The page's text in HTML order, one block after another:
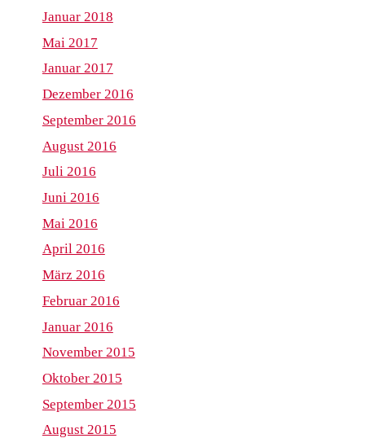
Januar 2018
Mai 2017
Januar 2017
Dezember 2016
September 2016
August 2016
Juli 2016
Juni 2016
Mai 2016
April 2016
März 2016
Februar 2016
Januar 2016
November 2015
Oktober 2015
September 2015
August 2015